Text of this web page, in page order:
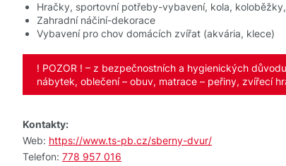
Hračky, sportovní potřeby-vybavení, kola,
Zahradní náčiní-dekorace
Vybavení pro chov domácích zvířat (akvária, klece)
! POZOR ! – z bezpečnostních a hygienických
nábytek, oblečení – obuv, matrace – peřiny, zvířecí
Kontakty:
Web: https://www.ts-pb.cz/sberny-dvur/
Telefon: 778 957 016